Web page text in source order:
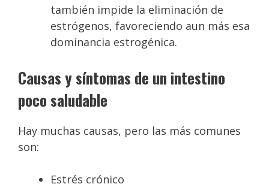
también impide la eliminación de
estrógenos, favoreciendo aun más esa
dominancia estrogénica.
Causas y síntomas de un intestino
poco saludable
Hay muchas causas, pero las más comunes
son:
Estrés crónico